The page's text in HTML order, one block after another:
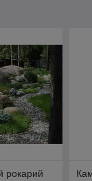
рокарий